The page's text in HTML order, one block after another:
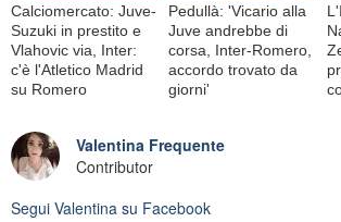
Calciomercato: Juve-
Suzuki in prestito e
Vlahovic via, Inter:
c'è l'Atletico Madrid
su Romero
Pedullà: 'Vicario alla
Juve andrebbe di
corsa, Inter-Romero,
accordo trovato da
giorni'
Valentina Frequente
Contributor
Segui Valentina su Facebook